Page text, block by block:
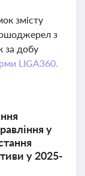
змісту
з
за добу
LIGA360.
у
у 2025-